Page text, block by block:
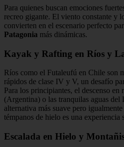
Para quienes buscan emociones
recreo gigante. El viento constante y
convierten en el escenario perfecto
Patagonia más dinámicas.
Kayak y Rafting en Ríos y
Ríos como el Futaleufú en Chile son
rápidos de clase IV y V, un desafío
Para los principiantes, el descenso
(Argentina) o las tranquilas aguas
alternativa más suave pero
témpanos de hielo es una experiencia
Escalada en Hielo y